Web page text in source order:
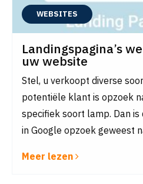
WEBSITES
Landingspagina’s
uw website
Stel, u verkoopt diverse
potentiële klant is opzoek
specifiek soort lamp. Dan
in Google opzoek geweest
Meer lezen